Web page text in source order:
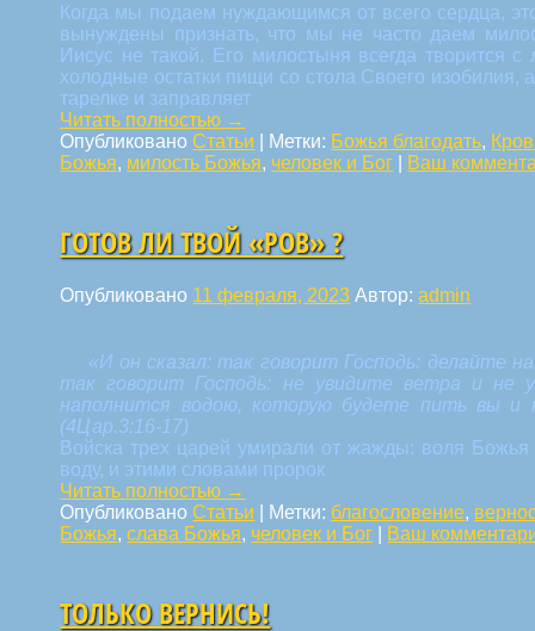
Когда мы подаем нуждающимся от всего сердца,
вынуждены признать, что мы не часто даем
Иисус не такой. Его милостыня всегда творится
холодные остатки пищи со стола Своего
тарелке и заправляет
Читать полностью →
ОпубликованоСтатьи Метки: Божья благодать,
Божья, милость Божья, человек и Бог Ваш
ГОТОВ ЛИ ТВОЙ «РОВ» ?
Опубликовано 11 февраля, 2023 Автор:admin
«И он сказал: так говорит Господь: делайте
так говорит Господь: не увидите ветра и не
наполнится водою, которую будете пить вы и
(4Цар.3:16-17)
Войска трех царей умирали от жажды: воля
воду, и этими словами пророк
Читать полностью →
ОпубликованоСтатьи Метки: благословение,
Божья,слава Божья, человек и Бог Ваш
ТОЛЬКО ВЕРНИСЬ!